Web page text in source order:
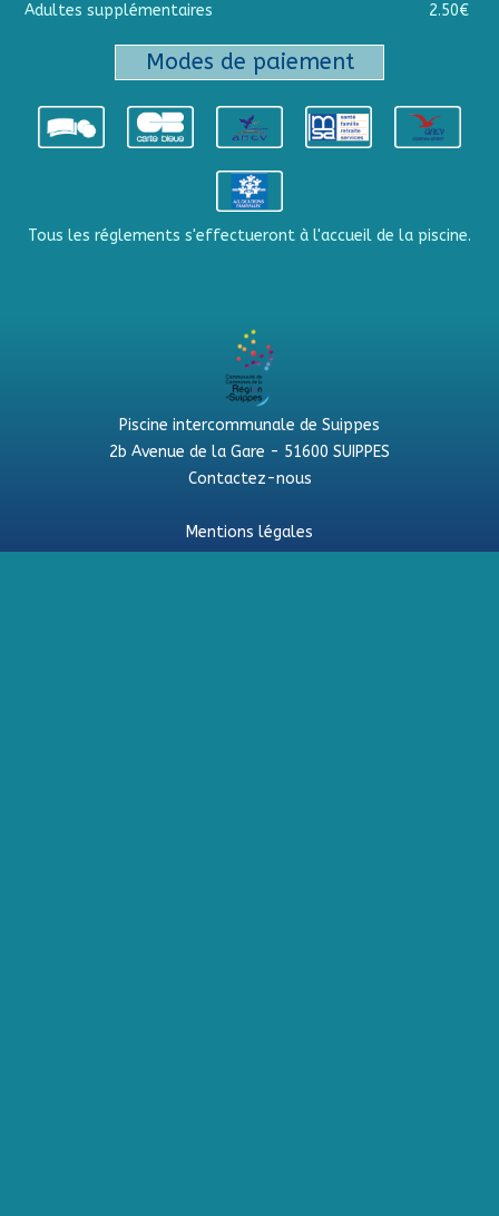
Adultes supplémentaires
2.50€
Modes de paiement
Tous les réglements s'effectueront à l'accueil de la piscine.
Piscine intercommunale de Suippes
2b Avenue de la Gare - 51600 SUIPPES
Contactez-nous
Mentions légales